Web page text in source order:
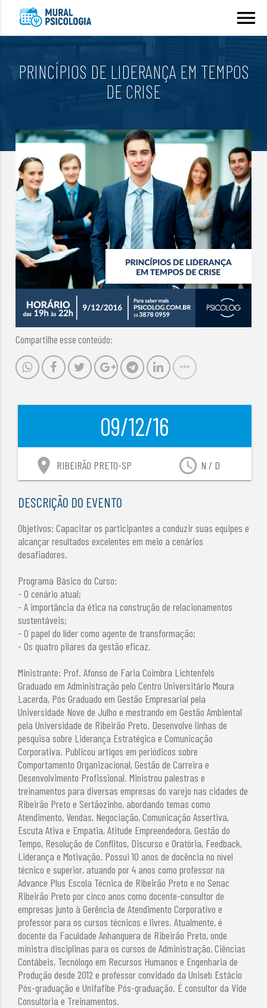
menu
PRINCÍPIOS DE LIDERANÇA EM TEMPOS
DE CRISE
Compartilhe esse conteúdo:
09/12/16
access_time N / D
location_on RIBEIRÃO PRETO-SP
DESCRIÇÃO DO EVENTO
Objetivos: Capacitar os participantes a conduzir suas equipes e
alcançar resultados excelentes em meio a cenários
desafiadores.
Programa Básico do Curso:
- O cenário atual;
- A importância da ética na construção de relacionamentos
sustentáveis;
- O papel do líder como agente de transformação;
- Os quatro pilares da gestão eficaz.
Ministrante: Prof. Afonso de Faria Coimbra Lichtenfels
Graduado em Administração pelo Centro Universitário Moura
Lacerda, Pós Graduado em Gestão Empresarial pela
Universidade Nove de Julho e mestrando em Gestão Ambiental
pela Universidade de Ribeirão Preto. Desenvolve linhas de
pesquisa sobre Liderança Estratégica e Comunicação
Corporativa. Publicou artigos em periódicos sobre
Comportamento Organizacional, Gestão de Carreira e
Desenvolvimento Profissional. Ministrou palestras e
treinamentos para diversas empresas do varejo nas cidades de
Ribeirão Preto e Sertãozinho, abordando temas como
Atendimento, Vendas, Negociação, Comunicação Assertiva,
Escuta Ativa e Empatia, Atitude Empreendedora, Gestão do
Tempo, Resolução de Conflitos, Discurso e Oratória, Feedback,
Liderança e Motivação. Possui 10 anos de docência no nível
técnico e superior, atuando por 4 anos como professor na
Advance Plus Escola Técnica de Ribeirão Preto e no Senac
Ribeirão Preto por cinco anos como docente-consultor de
empresas junto à Gerência de Atendimento Corporativo e
professor para os cursos técnicos e livres. Atualmente, é
docente da Faculdade Anhanguera de Ribeirão Preto, onde
ministra disciplinas para os cursos de Administração, Ciências
Contábeis, Tecnólogo em Recursos Humanos e Engenharia de
Produção desde 2012 e professor convidado da Uniseb Estácio
Pós-graduação e Unifafibe Pós-graduação. É consultor da Vide
Consultoria e Treinamentos.